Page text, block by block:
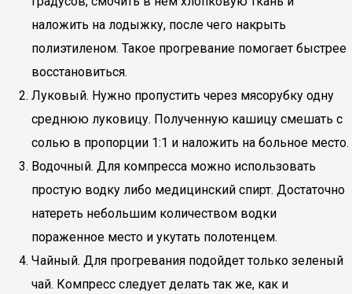
наложить на лодыжку, после чего накрыть
полиэтиленом. Такое прогревание помогает быстрее
восстановиться.
Луковый. Нужно пропустить через мясорубку одну
среднюю луковицу. Полученную кашицу смешать с
солью в пропорции 1:1 и наложить на больное место.
Водочный. Для компресса можно использовать
простую водку либо медицинский спирт. Достаточно
натереть небольшим количеством водки
пораженное место и укутать полотенцем.
Чайный. Для прогревания подойдет только зеленый
чай. Компресс следует делать так же, как и